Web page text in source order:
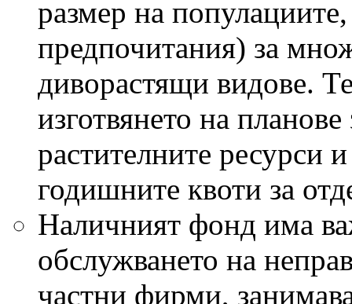
размер на
предпочитания) за
диворастящи видове.
изготвянето на
растителните ресурси
годишните квоти за
Наличният фонд има
обслужването на
частни фирми,